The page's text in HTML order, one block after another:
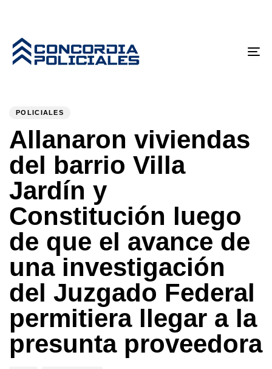
POLICIALES
Allanaron viviendas
del barrio Villa
Jardín y
Constitución luego
de que el avance de
una investigación
del Juzgado Federal
permitiera llegar a la
presunta proveedora